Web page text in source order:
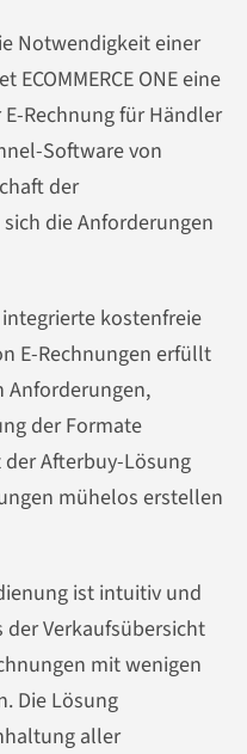
Notwendigkeit einer
ONE eine
Rechnung für Händler
Software von
der
die Anforderungen
kostenfreie
E-Rechnungen erfüllt
Anforderungen,
der Formate
der Afterbuy-Lösung
mühelos erstellen
ist intuitiv und
Verkaufsübersicht
mit wenigen
Die Lösung
aller